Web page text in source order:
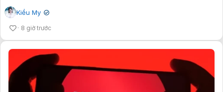
Kiều My ✔
8 giờ trước